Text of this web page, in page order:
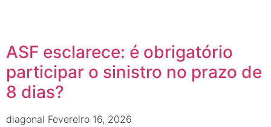
ASF esclarece: é obrigatório
participar o sinistro no prazo de
8 dias?
diagonal Fevereiro 16, 2026